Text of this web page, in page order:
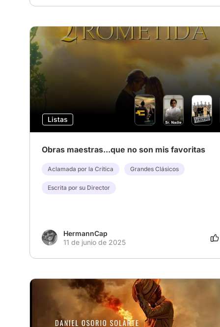
Listas
Obras maestras...que no son mis favoritas
Aclamada por la Crítica Grandes Clásicos
Escrita por su Director
HermannCap
11 de junio de 2025